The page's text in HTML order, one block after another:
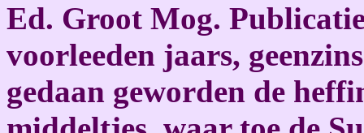
Ed. Groot Mog.
voorleeden jaars,
gedaan geworden de